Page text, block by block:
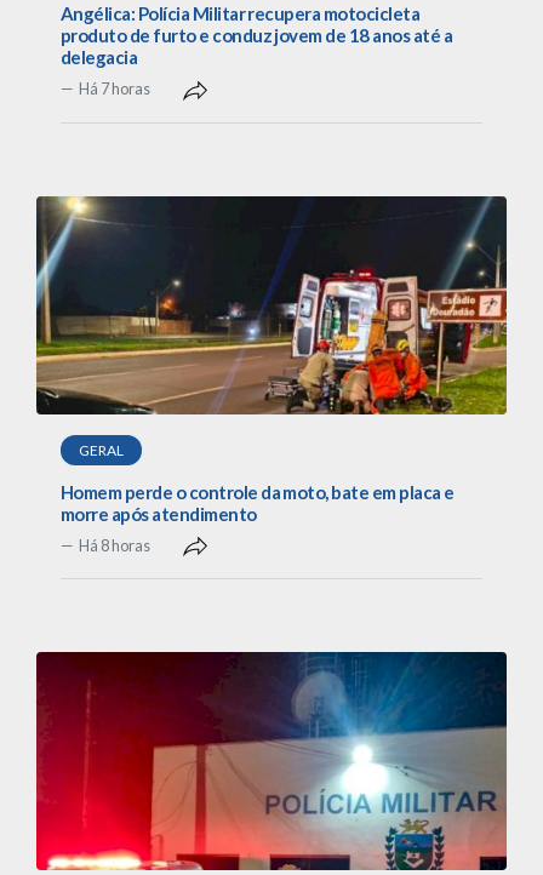
Angélica: Polícia Militar recupera motocicleta
produto de furto e conduz jovem de 18 anos até a
delegacia
Há 7 horas
GERAL
Homem perde o controle da moto, bate em placa e
morre após atendimento
Há 8 horas